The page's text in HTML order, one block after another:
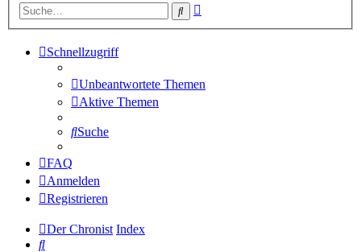
Suche
Schnellzugriff
Unbeantwortete Themen
Aktive Themen
Suche
FAQ
Anmelden
Registrieren
Der Chronist Index
Suche